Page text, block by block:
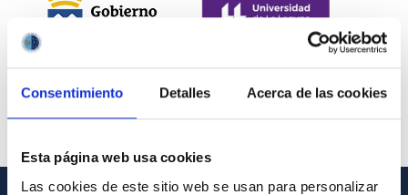
Consentimiento Detalles Acerca de las cookies
Esta página web usa cookies
Las cookies de este sitio web se usan para personalizar